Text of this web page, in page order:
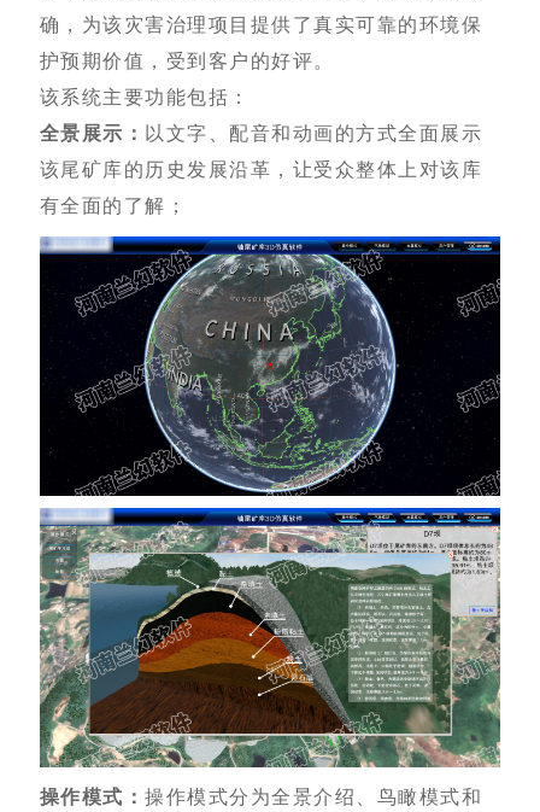
确，为该灾害治理项目提供了真实可靠的环境保
护预期价值，受到客户的好评。
该系统主要功能包括：
全景展示： 以文字、配音和动画的方式全面展示
该尾矿库的历史发展沿革，让受众整体上对该库
有全面的了解；
操作模式：操作模式分为全景介绍、鸟瞰模式和